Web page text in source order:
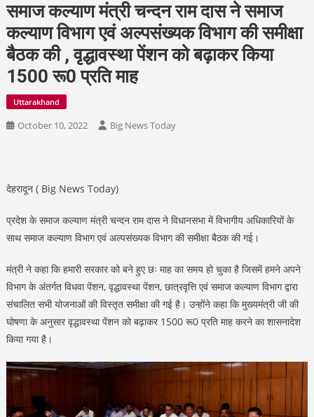
समाज कल्याण मंत्री चन्दन राम दास ने समाज
कल्याण विभाग एवं अल्पसंख्यक विभाग की समीक्षा
बैठक की , वृद्धावस्था पेंशन को बढ़ाकर किया
1500 रू0 प्रति माह
Uttarakhand
October 10, 2022 Big News Today
देहरादून ( Big News Today)
प्रदेश के समाज कल्याण मंत्री चन्दन राम दास ने विधानसभा में विभागीय अधिकारियों के
साथ समाज कल्याण विभाग एवं अल्पसंख्यक विभाग की समीक्षा बैठक की गई।
मंत्री ने कहा कि हमारी सरकार को बने हुए छः माह का समय हो चुका है जिसमें हमने अपने
विभाग के अंतर्गत विधवा पेंशन, वृद्धावस्था पेंशन, छात्रवृत्ति एवं समाज कल्याण विभाग द्वारा
संचालित सभी योजनाओं की विस्तृत समीक्षा की गई है। उन्होंने कहा कि मुख्यमंत्री जी की
घोषणा के अनुसार वृद्धावस्था पेंशन को बढ़ाकर 1500 रू0 प्रति माह करने का शासनादेश
किया गया है।